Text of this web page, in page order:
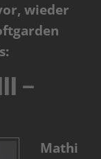
wieder
–
Mathi